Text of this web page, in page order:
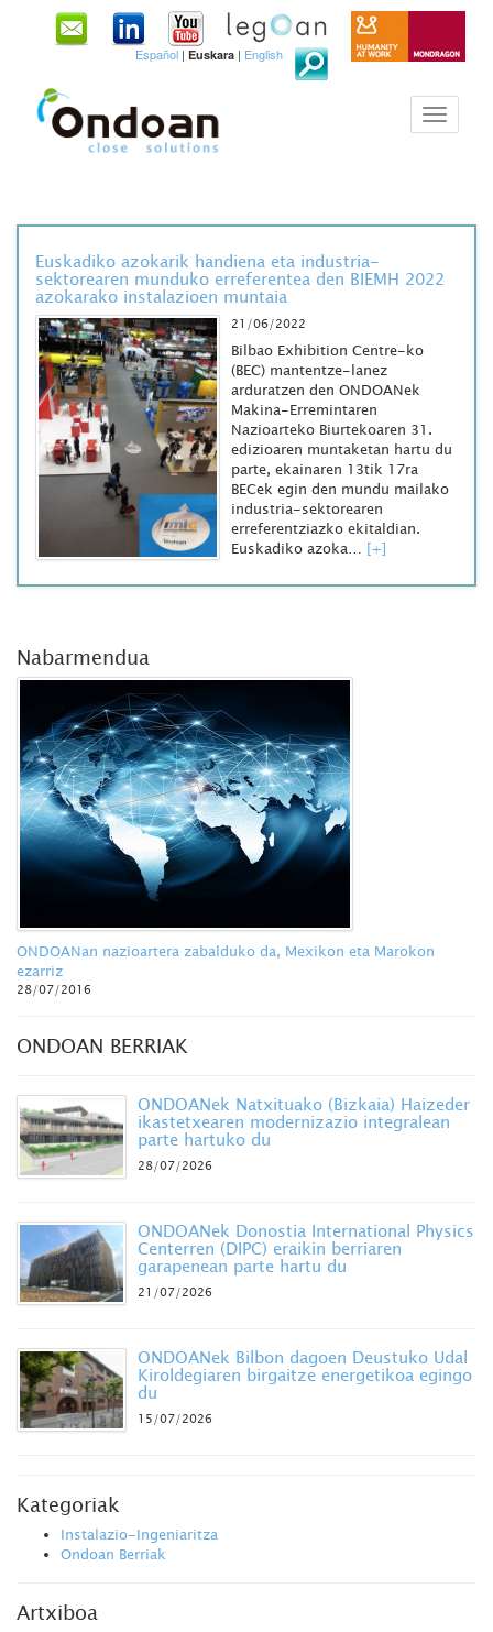
Español | Euskara | English
Euskadiko azokarik handiena eta industria-
sektorearen munduko erreferentea den BIEMH 2022
azokarako instalazioen muntaia
21/06/2022
Bilbao Exhibition Centre-ko
(BEC) mantentze-lanez
arduratzen den ONDOANek
Makina-Erremintaren
Nazioarteko Biurtekoaren 31.
edizioaren muntaketan hartu du
parte, ekainaren 13tik 17ra
BECek egin den mundu mailako
industria-sektorearen
erreferentziazko ekitaldian.
Euskadiko azoka… [+]
Nabarmendua
ONDOANan nazioartera zabalduko da, Mexikon eta Marokon
ezarriz
28/07/2016
ONDOAN BERRIAK
ONDOANek Natxituako (Bizkaia) Haizeder
ikastetxearen modernizazio integralean
parte hartuko du
28/07/2026
ONDOANek Donostia International Physics
Centerren (DIPC) eraikin berriaren
garapenean parte hartu du
21/07/2026
ONDOANek Bilbon dagoen Deustuko Udal
Kiroldegiaren birgaitze energetikoa egingo
du
15/07/2026
Kategoriak
Instalazio-Ingeniaritza
Ondoan Berriak
Artxiboa